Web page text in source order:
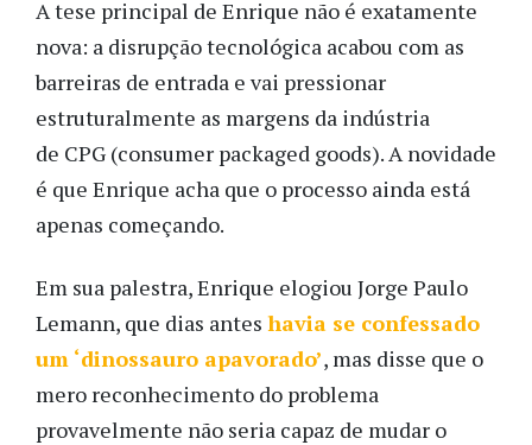
A tese principal de Enrique não é exatamente
nova: a disrupção tecnológica acabou com as
barreiras de entrada e vai pressionar
estruturalmente as margens da indústria
de CPG (consumer packaged goods). A novidade
é que Enrique acha que o processo ainda está
apenas começando.
Em sua palestra, Enrique elogiou Jorge Paulo
Lemann, que dias antes havia se confessado
um ‘dinossauro apavorado’, mas disse que o
mero reconhecimento do problema
provavelmente não seria capaz de mudar o